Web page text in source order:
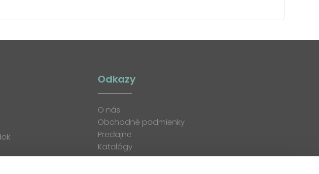
Odkazy
O nás
Obchodné podmienky
Predajne
Katalógy
K stiahnutiu